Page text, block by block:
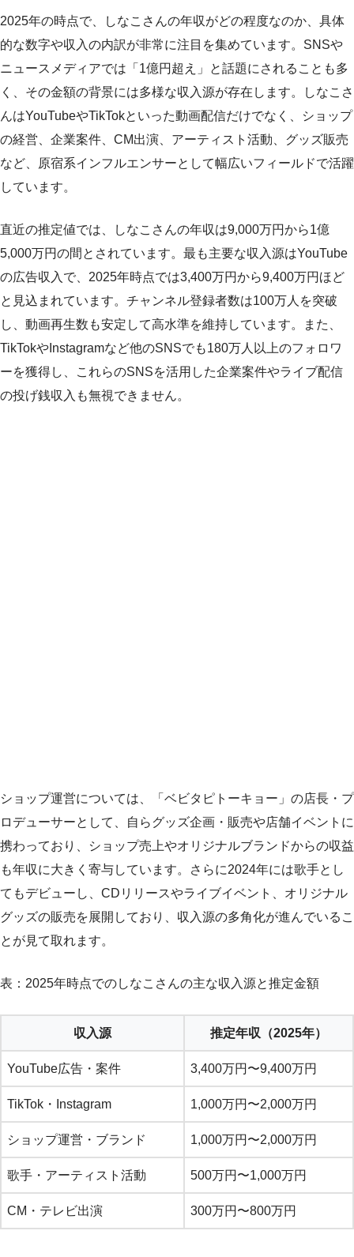
2025年の時点で、しなこさんの年収がどの程度なのか、具体
的な数字や収入の内訳が非常に注目を集めています。SNSや
ニュースメディアでは「1億円超え」と話題にされることも多
く、その金額の背景には多様な収入源が存在します。しなこさ
んはYouTubeやTikTokといった動画配信だけでなく、ショップ
の経営、企業案件、CM出演、アーティスト活動、グッズ販売
など、原宿系インフルエンサーとして幅広いフィールドで活躍
しています。
直近の推定値では、しなこさんの年収は9,000万円から1億
5,000万円の間とされています。最も主要な収入源はYouTube
の広告収入で、2025年時点では3,400万円から9,400万円ほど
と見込まれています。チャンネル登録者数は100万人を突破
し、動画再生数も安定して高水準を維持しています。また、
TikTokやInstagramなど他のSNSでも180万人以上のフォロワ
ーを獲得し、これらのSNSを活用した企業案件やライブ配信
の投げ銭収入も無視できません。
ショップ運営については、「ベビタピトーキョー」の店長・プ
ロデューサーとして、自らグッズ企画・販売や店舗イベントに
携わっており、ショップ売上やオリジナルブランドからの収益
も年収に大きく寄与しています。さらに2024年には歌手とし
てもデビューし、CDリリースやライブイベント、オリジナル
グッズの販売を展開しており、収入源の多角化が進んでいるこ
とが見て取れます。
表：2025年時点でのしなこさんの主な収入源と推定金額
収入源 推定年収（2025年）
YouTube広告・案件 3,400万円〜9,400万円
TikTok・Instagram 1,000万円〜2,000万円
ショップ運営・ブランド 1,000万円〜2,000万円
歌手・アーティスト活動 500万円〜1,000万円
CM・テレビ出演 300万円〜800万円